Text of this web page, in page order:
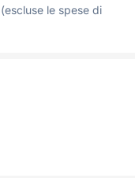
le spese di